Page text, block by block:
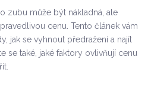
zubu může být nákladná, ale
cenu. Tento článek vám
jak se vyhnout předražení a najít
se také, jaké faktory ovlivňují cenu